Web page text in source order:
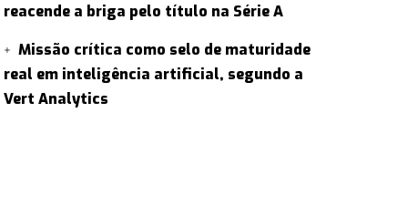
reacende a briga pelo título na Série A
Missão crítica como selo de maturidade
real em inteligência artificial, segundo a
Vert Analytics